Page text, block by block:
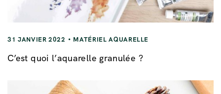
31 JANVIER 2022 MATÉRIEL AQUARELLE
C’est quoi l’aquarelle granulée ?